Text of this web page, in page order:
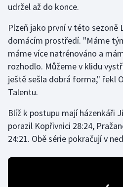
Házená
Jezdectví
Judo
Krasobruslení
Lyže a snowboard
udržel až do konce.
Plzeň jako první v této sezoně
domácím prostředí. "Máme
máme více natrénováno a
rozhodlo. Můžeme v klidu
ještě sešla dobrá forma," řekl
Talentu.
Blíž k postupu mají házenkáři
porazil Kopřivnici 28:24,
24:21. Obě série pokračují v